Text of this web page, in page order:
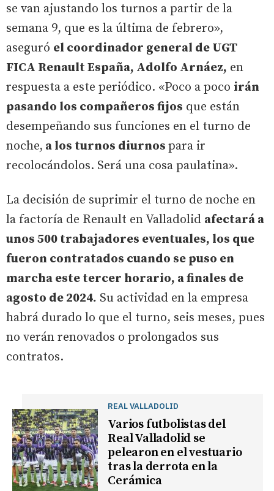
se van ajustando los turnos a partir de la
semana 9, que es la última de febrero»,
aseguró el coordinador general de UGT
FICA Renault España, Adolfo Arnáez, en
respuesta a este periódico. «Poco a poco irán
pasando los compañeros fijos que están
desempeñando sus funciones en el turno de
noche, a los turnos diurnos para ir
recolocándolos. Será una cosa paulatina».
La decisión de suprimir el turno de noche en
la factoría de Renault en Valladolid afectará a
unos 500 trabajadores eventuales, los que
fueron contratados cuando se puso en
marcha este tercer horario, a finales de
agosto de 2024. Su actividad en la empresa
habrá durado lo que el turno, seis meses, pues
no verán renovados o prolongados sus
contratos.
REAL VALLADOLID
Varios futbolistas del
Real Valladolid se
pelearon en el vestuario
tras la derrota en la
Cerámica